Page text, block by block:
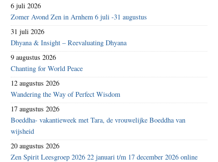
6 juli 2026
Zomer Avond Zen in Arnhem 6 juli -31 augustus
31 juli 2026
Dhyana & Insight – Reevaluating Dhyana
9 augustus 2026
Chanting for World Peace
12 augustus 2026
Wandering the Way of Perfect Wisdom
17 augustus 2026
Boeddha- vakantieweek met Tara, de vrouwelijke Boeddha van
wijsheid
20 augustus 2026
Zen Spirit Leesgroep 2026 22 januari t/m 17 december 2026 online